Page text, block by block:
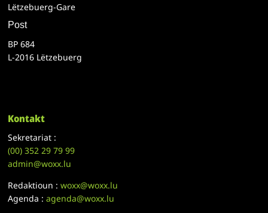
Lëtzebuerg-Gare
Post
BP 684
L-2016 Lëtzebuerg
Kontakt
Sekretariat :
(00)352 29 79 99
admin@woxx.lu
Redaktioun :woxx@woxx.lu
Agenda :agenda@woxx.lu